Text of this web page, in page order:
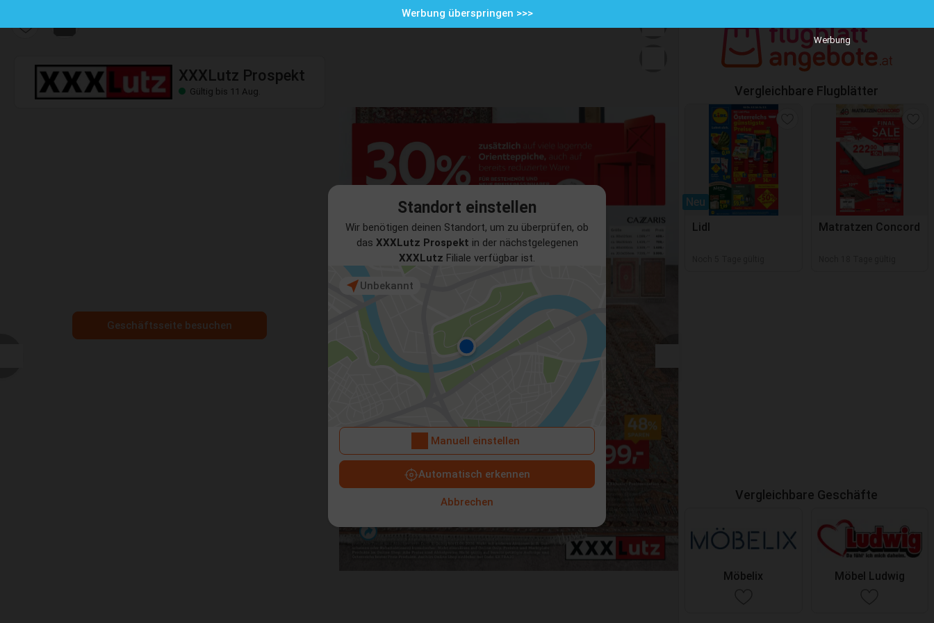
Standort einstellen
Wir benötigen deinen Standort, um zu überprüfen, ob
das XXXLutz Prospekt in der nächstgelegenen
XXXLutz Filiale verfügbar ist.
Unbekannt
Manuell einstellen
Automatisch erkennen
Abbrechen
Gültig bis 11 Aug.
Werbung
Werbung überspringen >>>
XXXLutz Prospekt
Gültig bis 11 Aug.
Geschäftsseite besuchen
Vergleichbare Flugblätter
Neu
Lidl
Matratzen Concord
Vergleichbare Geschäfte
Möbelix Möbel Ludwig